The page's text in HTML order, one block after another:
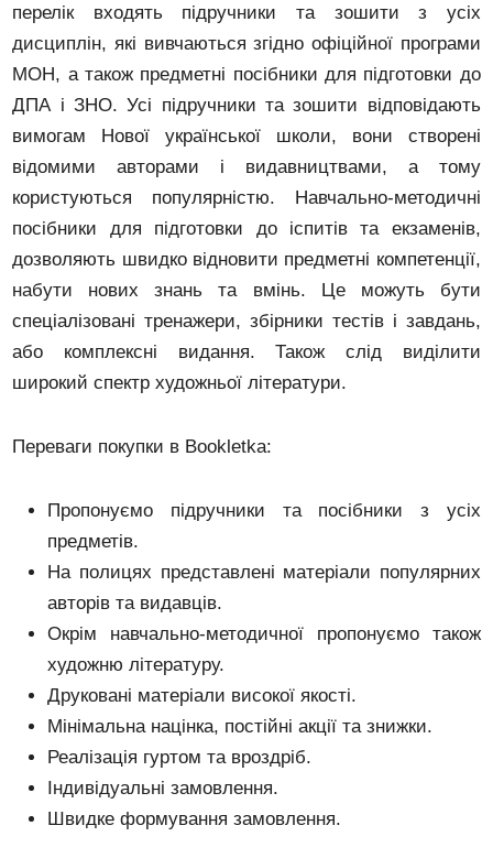
перелік входять підручники та зошити з усіх
дисциплін, які вивчаються згідно офіційної програми
МОН, а також предметні посібники для підготовки до
ДПА і ЗНО. Усі підручники та зошити відповідають
вимогам Нової української школи, вони створені
відомими авторами і видавництвами, а тому
користуються популярністю. Навчально-методичні
посібники для підготовки до іспитів та екзаменів,
дозволяють швидко відновити предметні компетенції,
набути нових знань та вмінь. Це можуть бути
спеціалізовані тренажери, збірники тестів і завдань,
або комплексні видання. Також слід виділити
широкий спектр художньої літератури.
Переваги покупки в Bookletka:
Пропонуємо підручники та посібники з усіх
предметів.
На полицях представлені матеріали популярних
авторів та видавців.
Окрім навчально-методичної пропонуємо також
художню літературу.
Друковані матеріали високої якості.
Мінімальна націнка, постійні акції та знижки.
Реалізація гуртом та вроздріб.
Індивідуальні замовлення.
Швидке формування замовлення.